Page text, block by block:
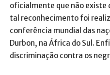
oficialmente que não existe
tal reconhecimento foi
conferência mundial das
Durbon, na África do Sul.
discriminação contra os